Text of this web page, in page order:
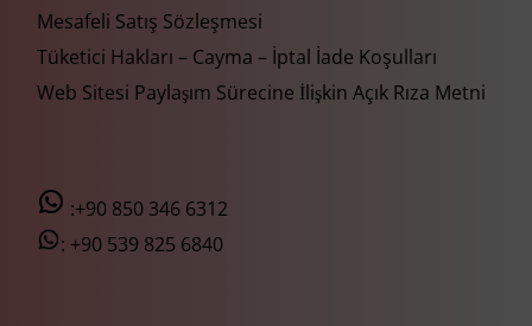
Mesafeli Satış Sözleşmesi
Tüketici Hakları – Cayma – İptal İade Koşulları
Web Sitesi Paylaşım Sürecine İlişkin Açık Rıza Metni
:+90 850 346 6312
: +90 539 825 6840